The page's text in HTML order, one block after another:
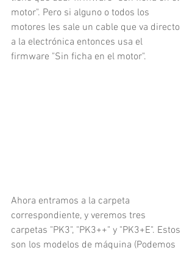
motor". Pero si alguno o todos los
motores les sale un cable que va directo
a la electrónica entonces usa el
firmware "Sin ficha en el motor".
Ahora entramos a la carpeta
correspondiente, y veremos tres
carpetas "PK3", "PK3++" y "PK3+E". Estos
son los modelos de máquina (Podemos